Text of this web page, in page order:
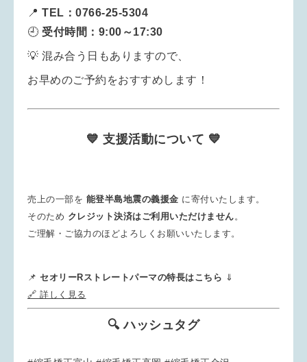
📍 TEL：0766-25-5304
🕘 受付時間：9:00～17:30
💡 混み合う日もありますので、
お早めのご予約をおすすめします！
💙 支援活動について 💙
売上の一部を 能登半島地震の義援金 に寄付いたします。
そのため クレジット決済はご利用いただけません 。
ご理解・ご協力のほどよろしくお願いいたします。
📌 セオリーRストレートパーマの特長はこちら ⇓
🔗 詳しく見る
🔍 ハッシュタグ